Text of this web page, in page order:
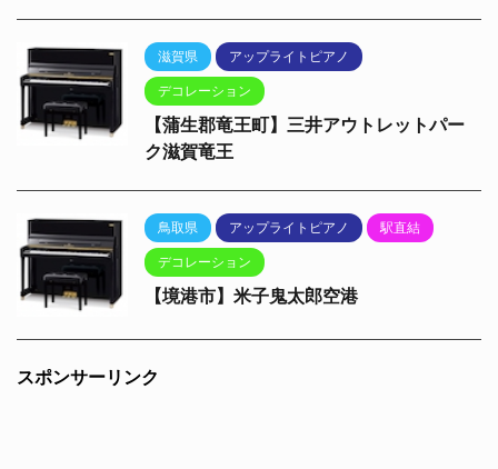
滋賀県 アップライトピアノ
デコレーション
【蒲生郡竜王町】三井アウトレットパー
ク滋賀竜王
鳥取県 アップライトピアノ 駅直結
デコレーション
【境港市】米子鬼太郎空港
スポンサーリンク